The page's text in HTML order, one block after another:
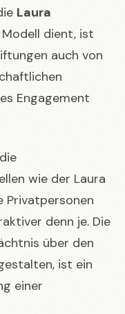
Laura
dient, ist
auch von
Engagement
wie der Laura
Privatpersonen
denn je. Die
über den
ist ein
einer